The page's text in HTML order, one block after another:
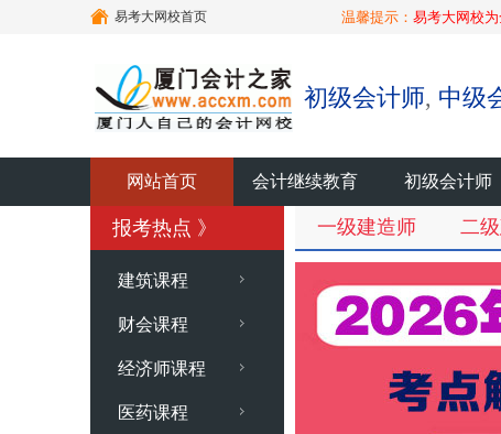
易考大网校首页 温馨提示： 易考大网校
初级会计师, 中级
网站首页 会计继续教育 初级会计师
报考热点 》
建筑课程
财会课程
经济师课程
医药课程
一级建造师 二